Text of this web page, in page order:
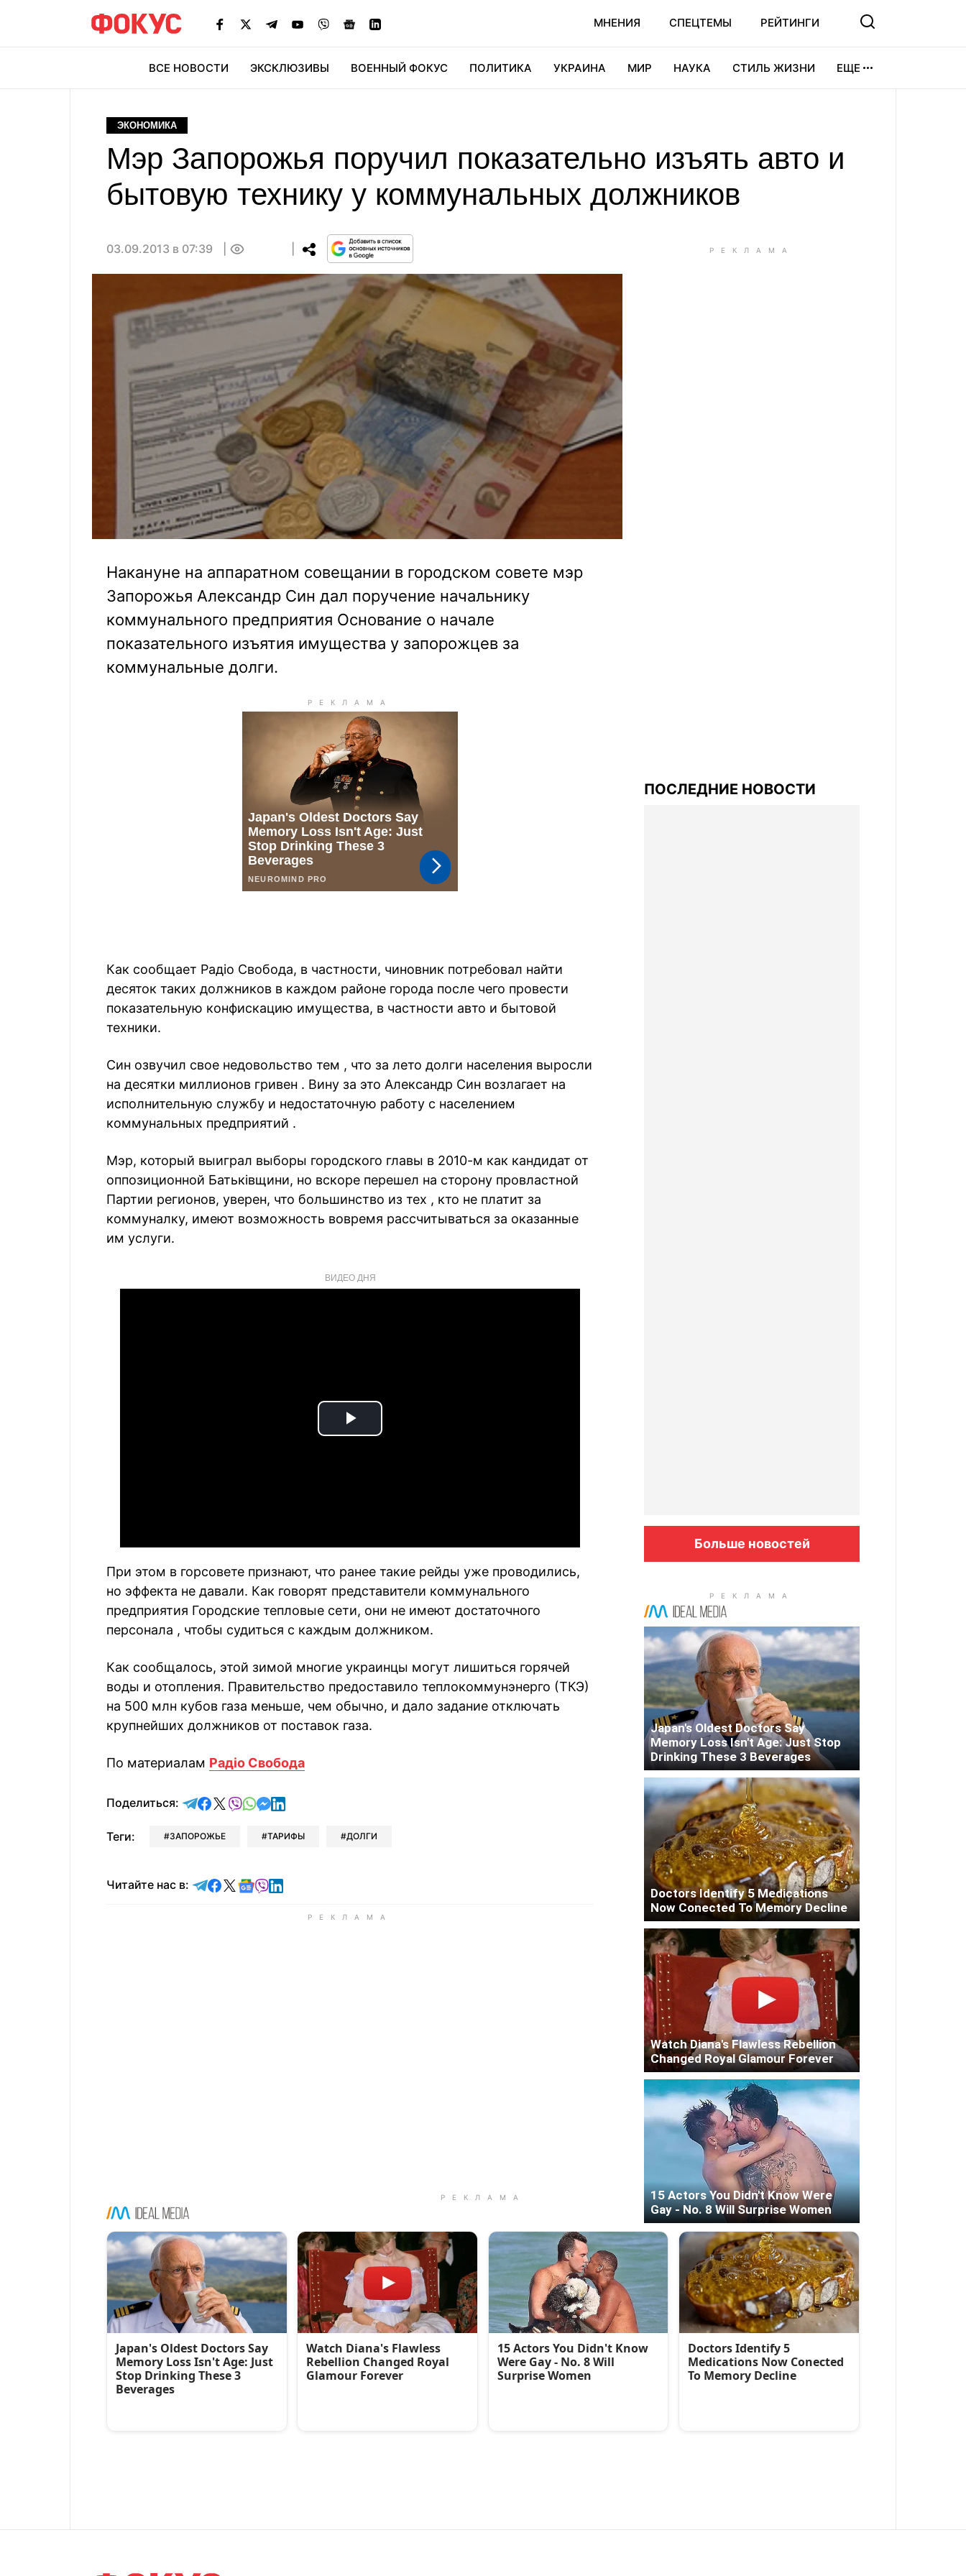
МНЕНИЯ СПЕЦТЕМЫ РЕЙТИНГИ
ВСЕ НОВОСТИ ЭКСКЛЮЗИВЫ ВОЕННЫЙ ФОКУС ПОЛИТИКА УКРАИНА МИР НАУКА СТИЛЬ ЖИЗНИ ЕЩЕ
ЭКОНОМИКА
Мэр Запорожья поручил показательно изъять авто и
бытовую технику у коммунальных должников
03.09.2013 в 07:39
Накануне на аппаратном совещании в городском совете мэр
Запорожья Александр Син дал поручение начальнику
коммунального предприятия Основание о начале
показательного изъятия имущества у запорожцев за
коммунальные долги.
Как сообщает Радіо Свобода, в частности, чиновник потребовал найти
десяток таких должников в каждом районе города после чего провести
показательную конфискацию имущества, в частности авто и бытовой
техники.
Син озвучил свое недовольство тем , что за лето долги населения выросли
на десятки миллионов гривен . Вину за это Александр Син возлагает на
исполнительную службу и недостаточную работу с населением
коммунальных предприятий .
Мэр, который выиграл выборы городского главы в 2010-м как кандидат от
оппозиционной Батьківщини, но вскоре перешел на сторону провластной
Партии регионов, уверен, что большинство из тех , кто не платит за
коммуналку, имеют возможность вовремя рассчитываться за оказанные
им услуги.
ВИДЕО ДНЯ
Play
При этом в горсовете признают, что ранее такие рейды уже проводились,
но эффекта не давали. Как говорят представители коммунального
предприятия Городские тепловые сети, они не имеют достаточного
персонала , чтобы судиться с каждым должником.
Как сообщалось, этой зимой многие украинцы могут лишиться горячей
воды и отопления. Правительство предоставило теплокоммунэнерго (ТКЭ)
на 500 млн кубов газа меньше, чем обычно, и дало задание отключать
крупнейших должников от поставок газа.
По материалам Радіо Свобода
Поделиться: отправить в Telegram
поделиться в Facebook
поделиться в X
отправить в Viber
отправить в Whatsapp
отправить в Messenger
отправить в LinkedIn
Теги: ЗАПОРОЖЬЕ ТАРИФЫ ДОЛГИ
Читайте нас в: Читайте в Telegram
Читайте в Facebook
Читайте в X
Читайте в Google news
Читайте в Viber
Читайте в LinkedIn
ПОСЛЕДНИЕ НОВОСТИ
Больше новостей